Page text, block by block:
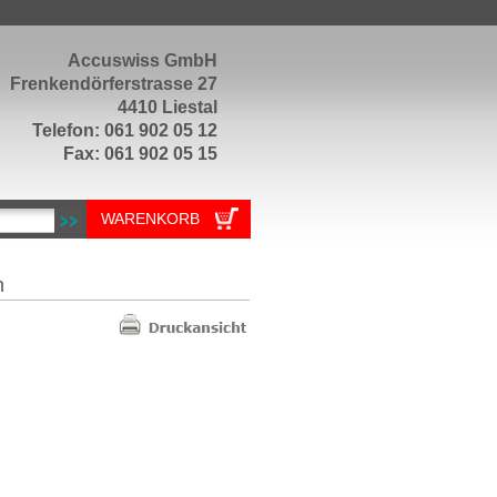
Accuswiss GmbH
Frenkendörferstrasse 27
4410 Liestal
Telefon: 061 902 05 12
Fax: 061 902 05 15
WARENKORB